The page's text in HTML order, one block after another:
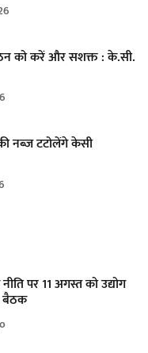
को करें और सशक्त : के.सी.
नब्ज टटोलेंगे केसी
पर 11 अगस्त को उद्योग
बैठक